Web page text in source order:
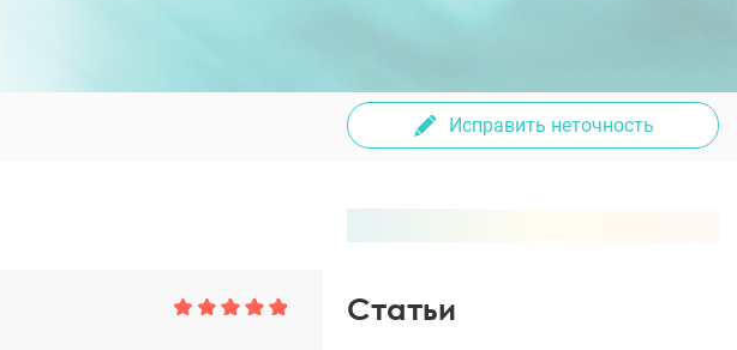
Исправить неточность
Статьи